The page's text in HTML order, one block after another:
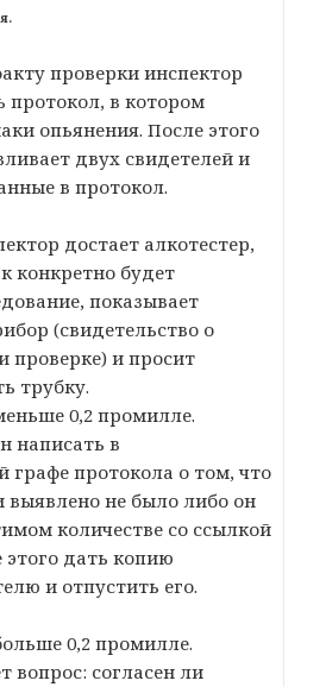
проверки инспектор
протокол, в котором
опьянения. После этого
двух свидетелей и
в протокол.
достает алкотестер,
конкретно будет
показывает
(свидетельство о
проверке) и просит
трубку.
0,2 промилле.
написать в
графе протокола о том, что
выявлено не было либо он
количестве со ссылкой
дать копию
и отпустить его.
0,2 промилле.
вопрос: согласен ли